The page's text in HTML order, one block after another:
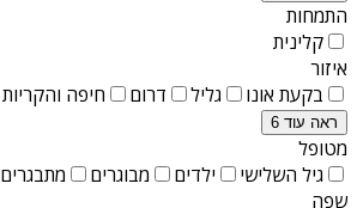
התמחות
קלינית
איזור
בקעת אונו
גליל דרום חיפה והקריות
ראה עוד 6
מטופל
גיל השלישי
ילדים מבוגרים
מתבגרים
שפה